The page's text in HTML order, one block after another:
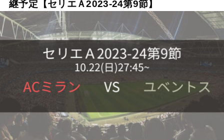
継予定【セリエＡ2023-24第9節】